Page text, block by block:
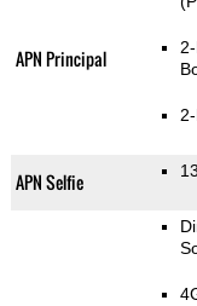
APN Principal
APN Selfie